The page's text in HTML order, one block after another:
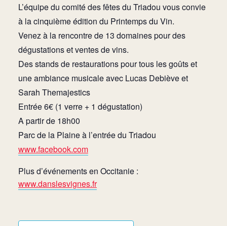
L’équipe du comité des fêtes du Triadou vous convie
à la cinquième édition du Printemps du Vin.
Venez à la rencontre de 13 domaines pour des
dégustations et ventes de vins.
Des stands de restaurations pour tous les goûts et
une ambiance musicale avec Lucas Debiève et
Sarah Themajestics
Entrée 6€ (1 verre + 1 dégustation)
A partir de 18h00
Parc de la Plaine à l’entrée du Triadou
www.facebook.com
Plus d’événements en Occitanie :
www.danslesvignes.fr